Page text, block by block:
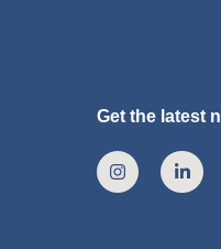
Get the latest